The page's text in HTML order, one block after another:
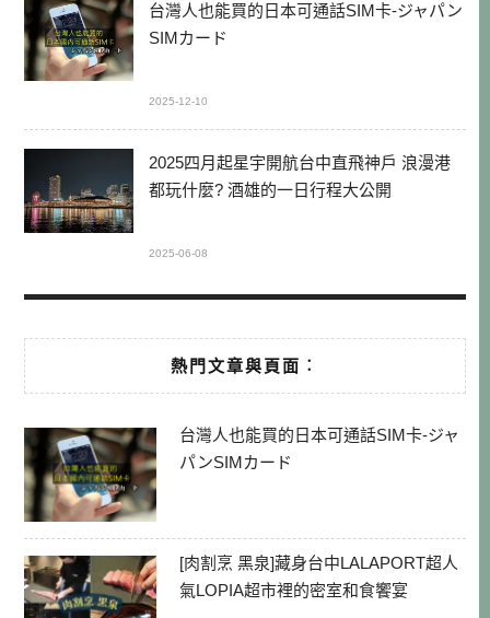
台灣人也能買的日本可通話SIM卡-ジャパン
SIMカード
2025-12-10
2025四月起星宇開航台中直飛神戶 浪漫港
都玩什麼? 酒雄的一日行程大公開
2025-06-08
熱門文章與頁面︰
台灣人也能買的日本可通話SIM卡-ジャ
パンSIMカード
[肉割烹 黑泉]藏身台中LALAPORT超人
氣LOPIA超市裡的密室和食饗宴